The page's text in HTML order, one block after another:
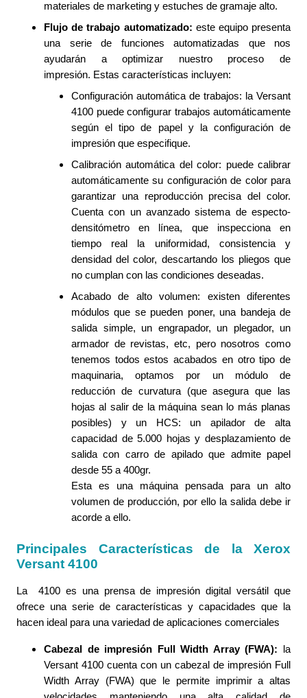
materiales de marketing y estuches de gramaje alto.
Flujo de trabajo automatizado: este equipo presenta
una serie de funciones automatizadas que nos
ayudarán a optimizar nuestro proceso de
impresión. Estas características incluyen:
Configuración automática de trabajos: la Versant
4100 puede configurar trabajos automáticamente
según el tipo de papel y la configuración de
impresión que especifique.
Calibración automática del color: puede calibrar
automáticamente su configuración de color para
garantizar una reproducción precisa del color.
Cuenta con un avanzado sistema de especto-
densitómetro en línea, que inspecciona en
tiempo real la uniformidad, consistencia y
densidad del color, descartando los pliegos que
no cumplan con las condiciones deseadas.
Acabado de alto volumen: existen diferentes
módulos que se pueden poner, una bandeja de
salida simple, un engrapador, un plegador, un
armador de revistas, etc, pero nosotros como
tenemos todos estos acabados en otro tipo de
maquinaria, optamos por un módulo de
reducción de curvatura (que asegura que las
hojas al salir de la máquina sean lo más planas
posibles) y un HCS: un apilador de alta
capacidad de 5.000 hojas y desplazamiento de
salida con carro de apilado que admite papel
desde 55 a 400gr.
Esta es una máquina pensada para un alto
volumen de producción, por ello la salida debe ir
acorde a ello.
Principales Características de la Xerox
Versant 4100
La 4100 es una prensa de impresión digital versátil que
ofrece una serie de características y capacidades que la
hacen ideal para una variedad de aplicaciones comerciales
Cabezal de impresión Full Width Array (FWA): la
Versant 4100 cuenta con un cabezal de impresión Full
Width Array (FWA) que le permite imprimir a altas